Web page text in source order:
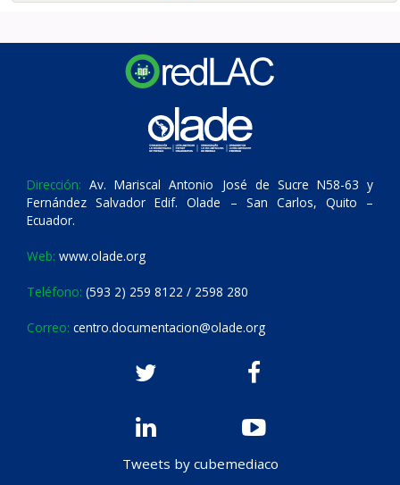
Dirección: Av. Mariscal Antonio José de Sucre N58-63 y
Fernández Salvador Edif. Olade – San Carlos, Quito –
Ecuador.
Web: www.olade.org
Teléfono: (593 2) 259 8122 / 2598 280
Correo: centro.documentacion@olade.org
Tweets by cubemediaco